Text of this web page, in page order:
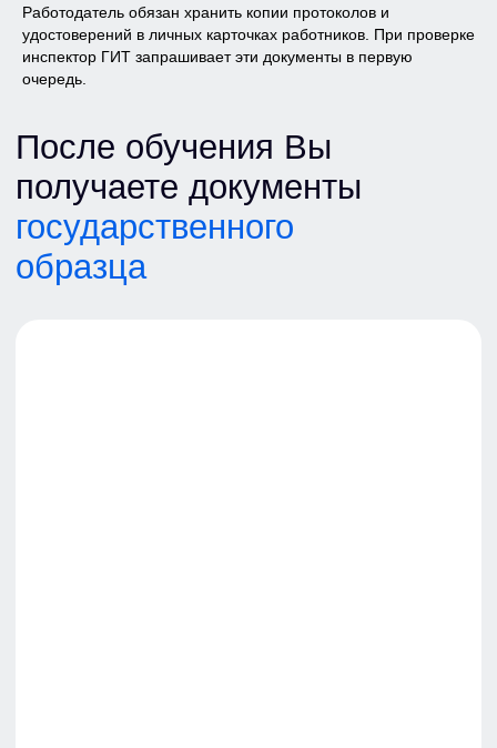
Работодатель обязан хранить копии протоколов и
удостоверений в личных карточках работников. При проверке
инспектор ГИТ запрашивает эти документы в первую
очередь.
с удостоверениемо повышении
квалификации